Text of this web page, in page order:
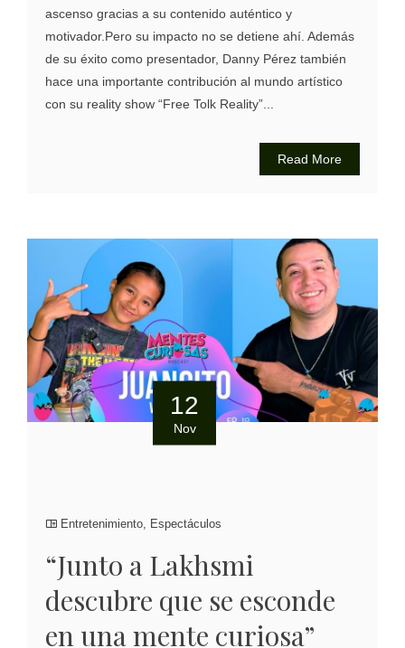
ascenso gracias a su contenido auténtico y
motivador.Pero su impacto no se detiene ahí. Además
de su éxito como presentador, Danny Pérez también
hace una importante contribución al mundo artístico
con su reality show “Free Tolk Reality”...
Read More
12
Nov
Entretenimiento, Espectáculos
“Junto a Lakhsmi
descubre que se esconde
en una mente curiosa”